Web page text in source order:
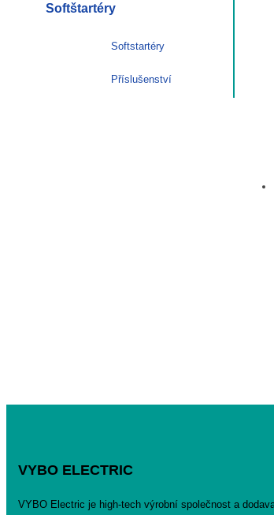
Softštartéry
Softstartéry
Příslušenství
VYBO ELECTRIC
VYBO Electric je high-tech výrobní společnost a